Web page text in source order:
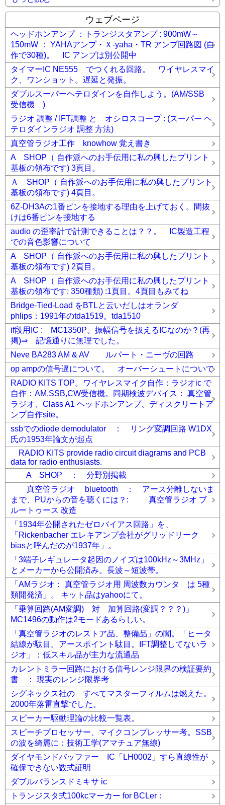
ウェブページ
ヘッドホンアンプ ：トランジスタアンプ : 900mW～
150mW ： YAHAアンプ・Ｘ-yaha・TR アンプ回路図 (自
作で30種)。 IC アンプは別公開中
タイマーIC NE555 でつくれる回路。 ワイヤレスマイ
ク、ワンショット。遅延と発振。
ダブルスーパーヘテロダインを自作しよう。(AM/SSB
受信機 )
ラジオ 調整 / IFT調整 と オシロスコープ : (スーパー ヘ
テロダインラジオ 調整 方法)
真空管ラジオ工作 knowhow 覚え書き
A SHOP（ 自作派へのお手伝用に私の興したプリント
基板の領布です) 3頁目。
Ａ SHOP（ 自作派へのお手伝用に私の興したプリント
基板の領布です) 4頁目。
6Z-DH3Aの1番ピンを接地する理由を上げておく。間抜
けは6番ピンを接地する
audio の歪率計で計測できることは？？。 IC製造工程
での音色影響について
A SHOP（ 自作派へのお手伝用に私の興したプリント
基板の領布です) 2頁目。
A SHOP（ 自作派へのお手伝用に私の興したプリント
基板の領布です: 350種類) :1頁目。4頁目もみてね
Bridge-Tied-Load をBTLと云いだしはオランダ
phlips：1991年のtda1519。tda1510
if段用IC : MC1350P。振幅信号を扱えるICなのか？(再
掲)⇒ 記憶通りに無理でした。
Neve BA283 AM & AV ルパート・ニーヴの回路
op ampの信号遅について。 オーバーシュートについて
RADIO KITS TOP。ワイヤレスマイク自作：ラジオic で
自作：AM,SSB,CW受信機。同期検波デバイス： 真空管
ラジオ、Class A1 ヘッドホンアンプ、ディスクリートア
ンプ自作site。
ssbでのdiode demodulator ： リング変調回路 W1DX
氏の1953年論文が起点
RADIO KITS provide radio circuit diagrams and PCB
data for radio enthusiasts.
A SHOP ： 分野別掲載
真空管ラジオ bluetooth ： アース分離しないま
まで、PUからの音を聴くには？: 真空管ラジオ ブ
ルートゥース 改造
「1934年公開されたゼロバイアス回路」を、
「Rickenbacher エレキアンプ会社がグリッドリーク
biasと呼んだのが1937年」。
「3端子レギュレータ起因のノイズは100kHz～3MHz」
とメーカーから公開済み。長波～短波帯。
「AMラジオ： 真空管ラジオ用 周波数カウンタ は 5種
類開発済」。 キット品はyahooにて。
「乗算回路(AM変調) 対 加算回路(変調？？？)」
MC1496の動作は2モードあるらしい。
「真空管ラジオのレストア品、整備品」の闇。「ヒータ
結線が駄目。アースポイント駄目。IFT調整してないラ
ジオ」：低スキル品が主力な流通品
カレントミラー回路における信号レンジ限界の検証要約
書 ： 現実のレンジ限界考
シグネックス社の すべてマスターフィルムは燃えた。
2000年落雷直撃でした。
スピーカー駆動理論の比較一覧表。
スピーチプロセッサー、マイクコンプレッサー考。SSB
の波を綺麗に：技術工学(アマチュア無線)
ダイヤモンドバッファー IC「LH0002」すら直線性が
確保できない数式証明
ダブルバランスドミキサ ic
トランジスタ式100kcマーカー for BCLer：